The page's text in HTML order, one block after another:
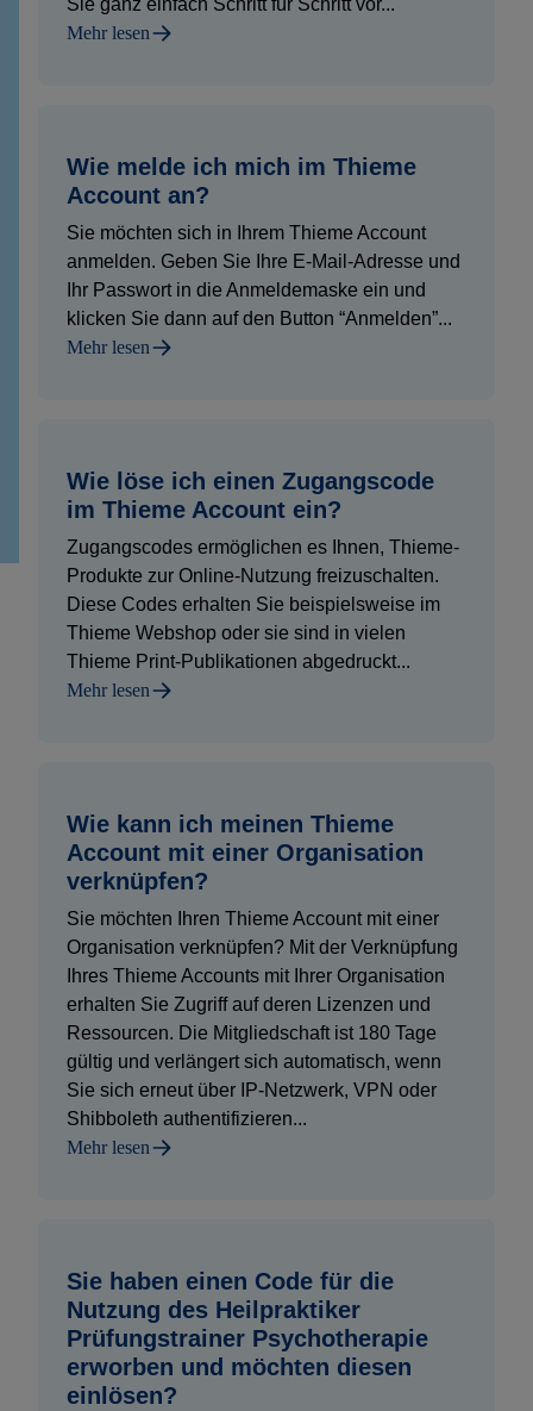
Sie ganz einfach Schritt für Schritt vor...
Mehr lesen
Wie melde ich mich im Thieme
Account an?
Sie möchten sich in Ihrem Thieme Account
anmelden. Geben Sie Ihre E-Mail-Adresse und
Ihr Passwort in die Anmeldemaske ein und
klicken Sie dann auf den Button “Anmelden”...
Mehr lesen
Wie löse ich einen Zugangscode
im Thieme Account ein?
Zugangscodes ermöglichen es Ihnen, Thieme-
Produkte zur Online-Nutzung freizuschalten.
Diese Codes erhalten Sie beispielsweise im
Thieme Webshop oder sie sind in vielen
Thieme Print-Publikationen abgedruckt...
Mehr lesen
Wie kann ich meinen Thieme
Account mit einer Organisation
verknüpfen?
Sie möchten Ihren Thieme Account mit einer
Organisation verknüpfen? Mit der Verknüpfung
Ihres Thieme Accounts mit Ihrer Organisation
erhalten Sie Zugriff auf deren Lizenzen und
Ressourcen. Die Mitgliedschaft ist 180 Tage
gültig und verlängert sich automatisch, wenn
Sie sich erneut über IP-Netzwerk, VPN oder
Shibboleth authentifizieren...
Mehr lesen
Sie haben einen Code für die
Nutzung des Heilpraktiker
Prüfungstrainer Psychotherapie
erworben und möchten diesen
einlösen?